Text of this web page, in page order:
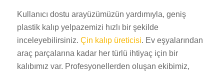
Kullanıcı dostu arayüzümüzün yardımıyla, geniş
plastik kalıp yelpazemizi hızlı bir şekilde
inceleyebilirsiniz. Çin kalıp üreticisi. Ev eşyalarından
araç parçalarına kadar her türlü ihtiyaç için bir
kalıbımız var. Profesyonellerden oluşan ekibimiz,